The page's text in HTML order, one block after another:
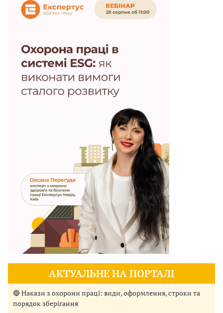
АКТУАЛЬНЕ НА ПОРТАЛІ
🔵 Накази з охорони праці: види, оформлення, строки та
порядок зберігання